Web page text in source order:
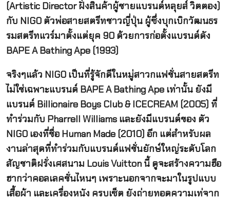
(Artistic Director ฝั่งสินค้าผู้ชายแบรนด์หลุยส์ วิตตอง)
กับ NIGO ตัวพ่อสายสตรีทชาวญี่ปุ่น ผู้ซึ่งบุกเบิกวัฒนธร
รมสตรีทแวร์มาตั้งแต่ยุค 90 ด้วยการก่อตั้งแบรนด์ดัง
BAPE A Bathing Ape (1993)
จริงๆแล้ว NIGO เป็นที่รู้จักดีในหมู่สาวกแฟชั่นสายสตรีท
ไม่ใช่เฉพาะแบรนด์ BAPE A Bathing Ape เท่านั้น ยังมี
แบรนด์ Billionaire Boys Club & ICECREAM (2005) ที่
ทำร่วมกับ Pharrell Williams และยังมีแบรนด์ของ ตัว
NIGO เองที่ชื่อ Human Made (2010) อีก แต่สำหรับผล
งานล่าสุดที่ทำร่วมกับแบรนด์แฟชั่นยักษ์ใหญ่ระดับโลก
สัญชาติฝรั่งเศสนาม Louis Vuitton นี้ ดูจะสร้างความฮือ
ฮากว่าคอลเลคชั่นไหนๆ เพราะนอกจากจะมาในรูปแบบ
เสื้อผ้า และเครื่องหนัง ครบเซ็ต ยังถ่ายทอดความเท่จาก